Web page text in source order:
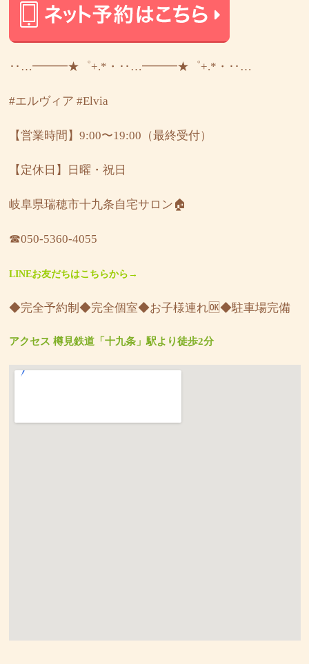
‥…━━━★゜+.*・‥…━━━★゜+.*・‥…
#エルヴィア #Elvia
【営業時間】9:00〜19:00（最終受付）
【定休日】日曜・祝日
岐阜県瑞穂市十九条自宅サロン🏠
☎︎050-5360-4055
LINEお友だちはこちらから→
◆完全予約制◆完全個室◆お子様連れ🆗◆駐車場完備
アクセス 樽見鉄道「十九条」駅より徒歩2分